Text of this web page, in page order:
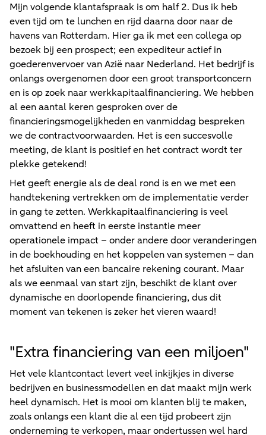
Mijn volgende klantafspraak is om half 2. Dus ik heb
even tijd om te lunchen en rijd daarna door naar de
havens van Rotterdam. Hier ga ik met een collega op
bezoek bij een prospect; een expediteur actief in
goederenvervoer van Azië naar Nederland. Het bedrijf is
onlangs overgenomen door een groot transportconcern
en is op zoek naar werkkapitaalfinanciering. We hebben
al een aantal keren gesproken over de
financieringsmogelijkheden en vanmiddag bespreken
we de contractvoorwaarden. Het is een succesvolle
meeting, de klant is positief en het contract wordt ter
plekke getekend!
Het geeft energie als de deal rond is en we met een
handtekening vertrekken om de implementatie verder
in gang te zetten. Werkkapitaalfinanciering is veel
omvattend en heeft in eerste instantie meer
operationele impact – onder andere door veranderingen
in de boekhouding en het koppelen van systemen – dan
het afsluiten van een bancaire rekening courant. Maar
als we eenmaal van start zijn, beschikt de klant over
dynamische en doorlopende financiering, dus dit
moment van tekenen is zeker het vieren waard!
"Extra financiering van een miljoen"
Het vele klantcontact levert veel inkijkjes in diverse
bedrijven en businessmodellen en dat maakt mijn werk
heel dynamisch. Het is mooi om klanten blij te maken,
zoals onlangs een klant die al een tijd probeert zijn
onderneming te verkopen, maar ondertussen wel hard